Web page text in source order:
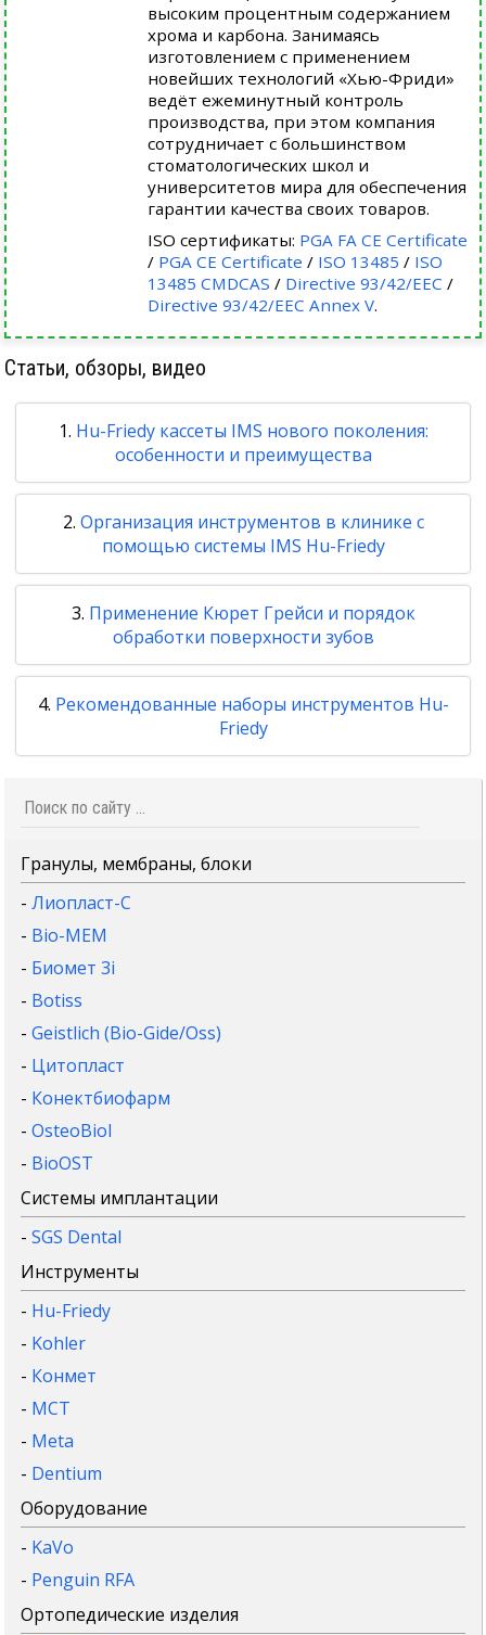
высоким процентным содержанием
хрома и карбона. Занимаясь
изготовлением с применением
новейших технологий «Хью-Фриди»
ведёт ежеминутный контроль
производства, при этом компания
сотрудничает с большинством
стоматологических школ и
университетов мира для обеспечения
гарантии качества своих товаров.
ISO сертификаты: PGA FA CE Certificate
/ PGA CE Certificate / ISO 13485 / ISO
13485 CMDCAS / Directive 93/42/EEC /
Directive 93/42/EEC Annex V.
Статьи, обзоры, видео
Hu-Friedy кассеты IMS нового поколения:
особенности и преимущества
Организация инструментов в клинике с
помощью системы IMS Hu-Friedy
Применение Кюрет Грейси и порядок
обработки поверхности зубов
Рекомендованные наборы инструментов Hu-
Friedy
Гранулы, мембраны, блоки
-Лиопласт-С
- Bio-MEM
- Биомет 3i
- Botiss
-Geistlich (Bio-Gide/Oss)
- Цитопласт
- Конектбиофарм
-OsteoBiol
- BioOST
Системы имплантации
-SGS Dental
Инструменты
- Hu-Friedy
- Kohler
- Конмет
- MCT
- Meta
- Dentium
Оборудование
- KaVo
- Penguin RFA
Ортопедические изделия